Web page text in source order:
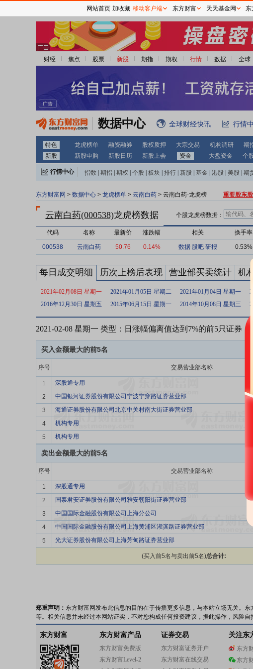
财经 焦点 股票 新股 期指 期权 行情 数据 全球
数据中心 全球财经快讯 行情
特色 龙虎榜单 融资融券 股权质押 大宗交易 机构调研 期
新股
新股申购 新股日历 新股上会 资金 大盘资金 个
行情中心 指数 期指 期权 个股 板块 排行 新股 基金 港股 美股 期
东方财富网 > 数据中心 > 龙虎榜单 > 云南白药 > 云南白药-龙虎榜 重要股东
云南白药(000538)龙虎榜数据 个股龙虎榜数据：
代码 名称 最新价 涨跌幅 相关 换手率
000538 云南白药 50.76 0.14% 数据 股吧 研报 0.53%
每日成交明细 历次上榜后表现 营业部买卖统计 机
2021年02月08日 星期一 2021年01月05日 星期二 2021年01月04日 星期一
2016年12月30日 星期五
2015年06月15日 星期一 2014年10月08日 星期三
2021-02-08 星期一 类型：日涨幅偏离值达到7%的前5只证券
买入金额最大的前5名
序号 交易营业部名称
1 深股通专用
2
中国银河证券股份有限公司宁波宁穿路证券营业部
3
海通证券股份有限公司北京中关村南大街证券营业部
4
机构专用
5
机构专用
卖出金额最大的前5名
序号 交易营业部名称
1 深股通专用
2
国泰君安证券股份有限公司雅安朝阳街证券营业部
3
中国国际金融股份有限公司上海分公司
4
中国国际金融股份有限公司上海黄浦区湖滨路证券营业部
5
光大证券股份有限公司上海芳甸路证券营业部
(买入前5名与卖出前5名)总合计:
郑重声明： 东方财富网发布此信息的目的在于传播更多信息，与本站立场无关。
等。相关信息并未经过本网站证实，不对您构成任何投资建议，据此操作，风险自
网站首页 加收藏 移动客户端 东方财富 天天基金网 东